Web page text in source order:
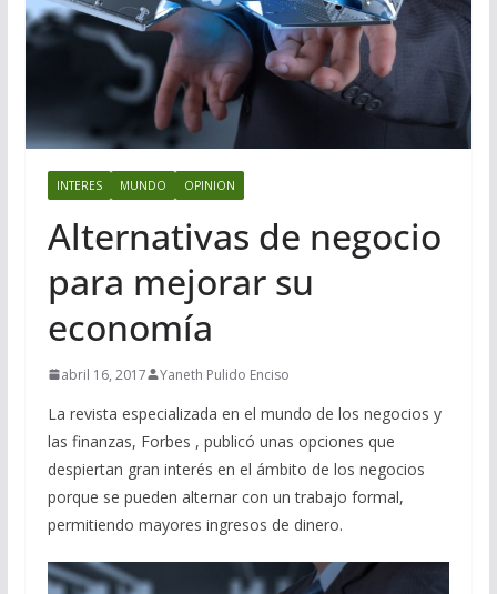
INTERES MUNDO OPINION
Alternativas de negocio
para mejorar su
economía
abril 16, 2017 Yaneth Pulido Enciso
La revista especializada en el mundo de los negocios y
las finanzas, Forbes , publicó unas opciones que
despiertan gran interés en el ámbito de los negocios
porque se pueden alternar con un trabajo formal,
permitiendo mayores ingresos de dinero.